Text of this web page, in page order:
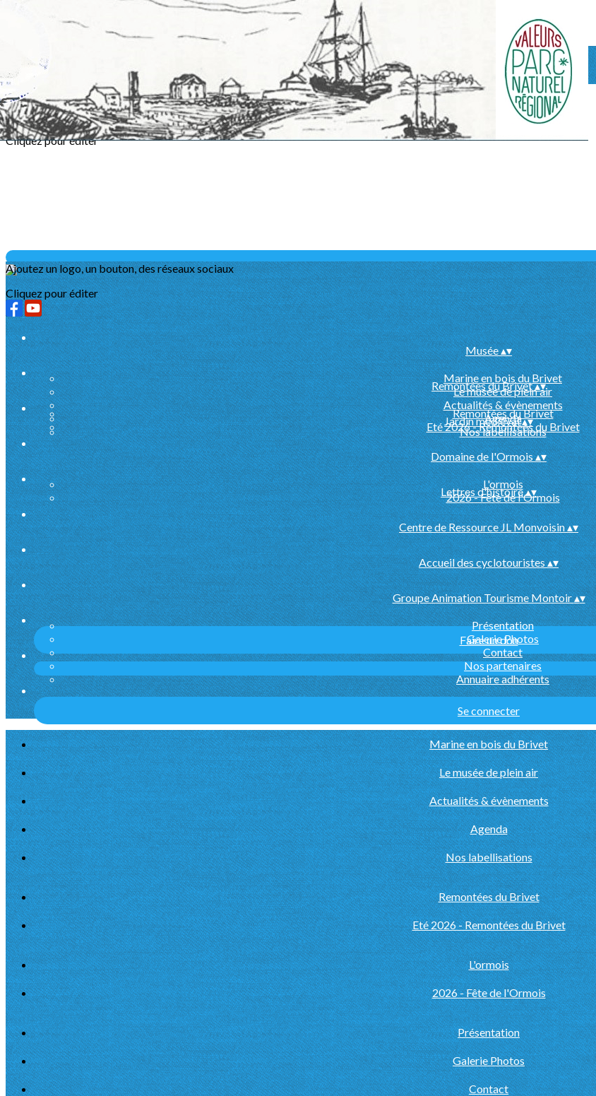
Exporter toutes les colonnes
Exporter uniquement les colonnes affichées
Menu
?>
Images de la page d'accueil
Cliquez pour éditer
Ajoutez un logo, un bouton, des réseaux sociaux
Cliquez pour éditer
Musée▴▾
Marine en bois du Brivet
Le musée de plein air
Actualités & évènements
Agenda
Nos labellisations
Remontées du Brivet▴▾
Remontées du Brivet
Eté 2026 - Remontées du Brivet
Jardin médiéval▴▾
Domaine de l'Ormois▴▾
L'ormois
2026 - Fête de l'Ormois
Lettres d'histoire▴▾
Centre de Ressource JL Monvoisin▴▾
Accueil des cyclotouristes▴▾
Groupe Animation Tourisme Montoir▴▾
Présentation
Galerie Photos
Contact
Nos partenaires
Annuaire adhérents
Faire un don
Se connecter
Marine en bois du Brivet
Le musée de plein air
Actualités & évènements
Agenda
Nos labellisations
Remontées du Brivet
Eté 2026 - Remontées du Brivet
L'ormois
2026 - Fête de l'Ormois
Présentation
Galerie Photos
Contact